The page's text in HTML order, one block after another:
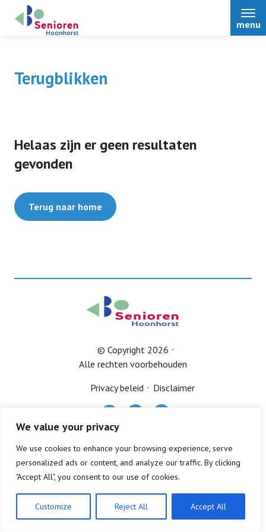
We value your privacy
We use cookies to enhance your browsing experience, serve
personalized ads or content, and analyze our traffic. By clicking
"Accept All", you consent to our use of cookies.
Customize Reject All Accept All
menu
Over ons
Activiteiten
Terugblikken
Helaas zijn er geen resultaten
gevonden
Terug naar home
© Copyright 2026
Alle rechten voorbehouden
Privacy beleid
Disclaimer